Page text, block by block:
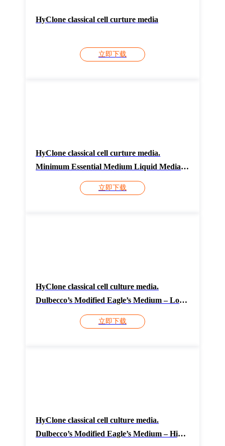
HyClone classical cell curture media
立即下载
HyClone classical cell curture media.
Minimum Essential Medium Liquid Media
立即下载
HyClone classical cell culture media.
Dulbecco’s Modified Eagle’s Medium – Low
Glucose Liquid media CY13873
立即下载
HyClone classical cell culture media.
Dulbecco’s Modified Eagle’s Medium – High